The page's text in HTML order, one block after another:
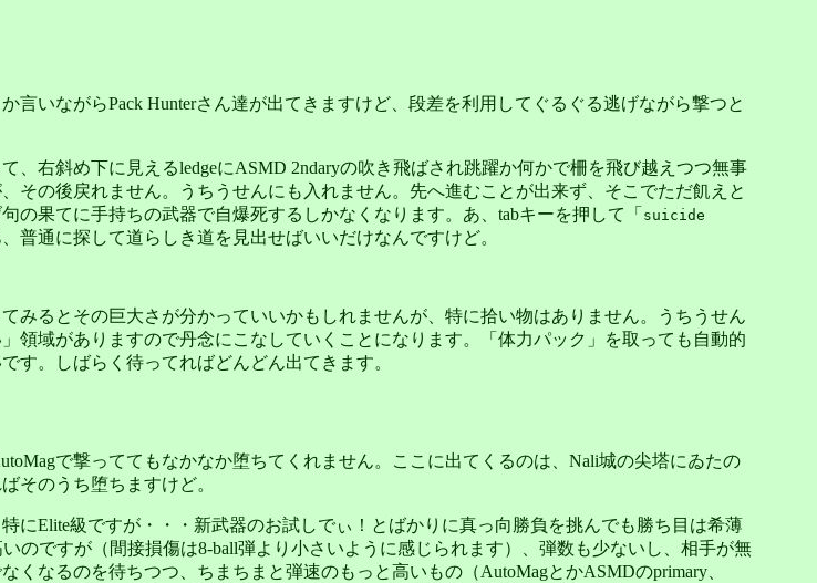
いながらPack Hunterさん達が出てきますけど、段差を利用してぐるぐる逃げながら撃つと
、右斜め下に見えるledgeにASMD 2ndaryの吹き飛ばされ跳躍か何かで柵を飛び越えつつ無事
その後戻れません。うちうせんにも入れません。先へ進むことが出来ず、そこでただ飢えと
果てに手持ちの武器で自爆死するしかなくなります。あ、tabキーを押して「 suicide
普通に探して道らしき道を見出せばいいだけなんですけど。
みるとその巨大さが分かっていいかもしれませんが、特に拾い物はありません。うちうせん
領域がありますので丹念にこなしていくことになります。「体力パック」を取っても自動的
す。しばらく待ってればどんどん出てきます。
で撃っててもなかなか堕ちてくれません。ここに出てくるのは、Nali城の尖塔にゐたの
そのうち堕ちますけど。
にElite級ですが・・・新武器のお試しでぃ！とばかりに真っ向勝負を挑んでも勝ち目は希薄
のですが（間接損傷は8-ball弾より小さいように感じられます）、弾数も少ないし、相手が無
なるのを待ちつつ、ちまちまと弾速のもっと高いもの（AutoMagとかASMDのprimary、